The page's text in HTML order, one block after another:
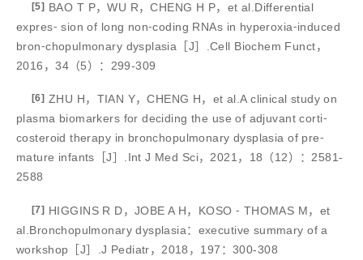
[5] BAO T P，WU R，CHENG H P，et al.Differential
expres⁃ sion of long non⁃coding RNAs in hyperoxia⁃induced
bron⁃chopulmonary dysplasia［J］.Cell Biochem Funct，
2016，34（5）：299-309
[6] ZHU H，TIAN Y，CHENG H，et al.A clinical study on
plasma biomarkers for deciding the use of adjuvant corti⁃
costeroid therapy in bronchopulmonary dysplasia of pre⁃
mature infants［J］.Int J Med Sci，2021，18（12）：2581-
2588
[7] HIGGINS R D，JOBE A H，KOSO ⁃ THOMAS M，et
al.Bronchopulmonary dysplasia：executive summary of a
workshop［J］.J Pediatr，2018，197：300-308